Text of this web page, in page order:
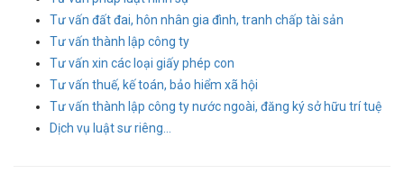
Tư vấn đất đai, hôn nhân gia đình, tranh chấp tài sản
Tư vấn thành lập công ty
Tư vấn xin các loại giấy phép con
Tư vấn thuế, kế toán, bảo hiểm xã hội
Tư vấn thành lập công ty nước ngoài, đăng ký sở hữu trí tuệ
Dịch vụ luật sư riêng...